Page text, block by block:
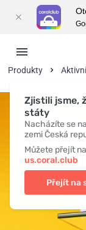
Zjistili jsme,
státy
Nacházíte se
zemi Česká
Můžete přejít
us.coral.club
Přejít na
Produkty